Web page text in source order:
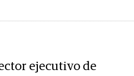
ejecutivo de